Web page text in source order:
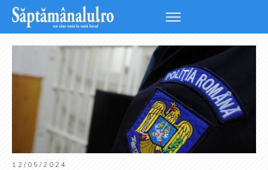
12/05/2024